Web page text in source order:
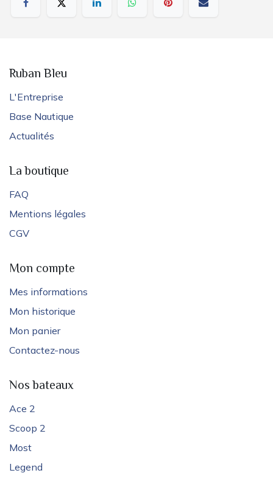
Ruban Bleu
L'Entreprise
Base Nautique
Actualités
La boutique
FAQ
Mentions légales
CGV
Mon compte
Mes informations
Mon historique
Mon panier
Contactez-nous
Nos bateaux
Ace 2
Scoop 2
Most
Legend